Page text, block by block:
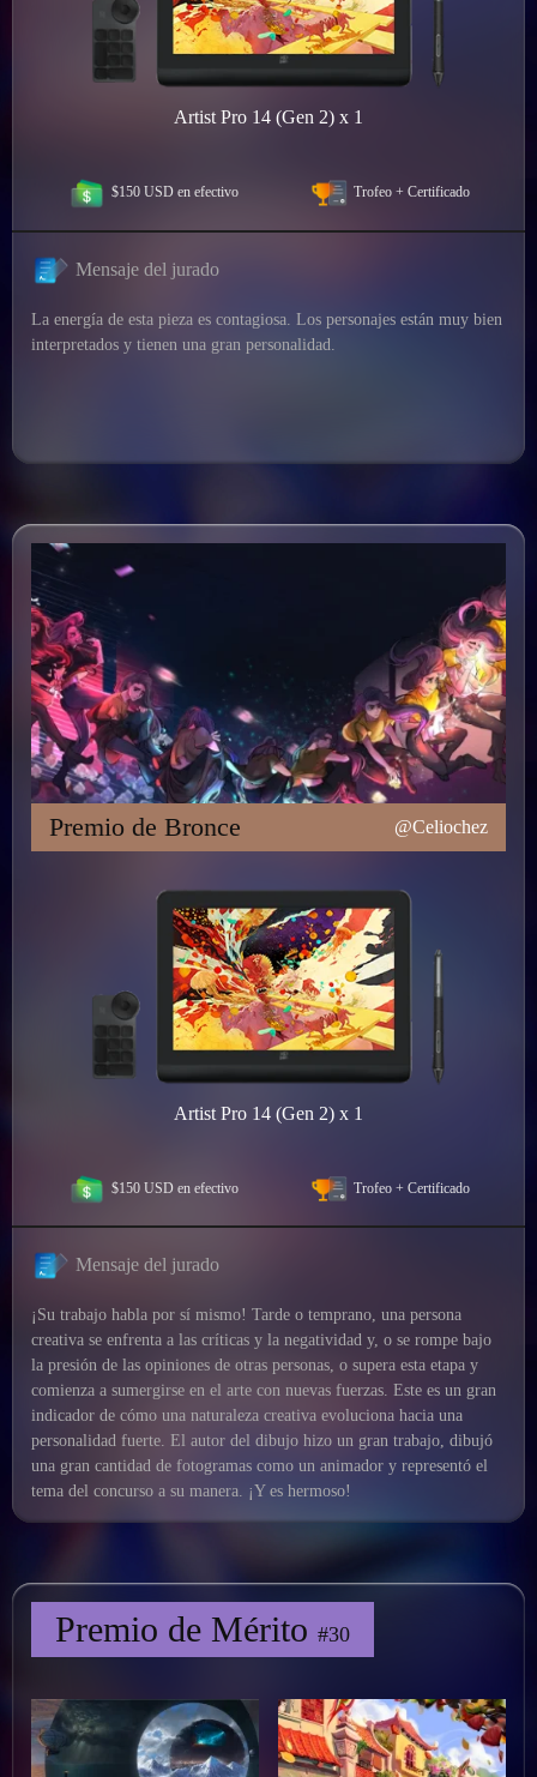
Artist Pro 14 (Gen 2) x 1
$150 USD en efectivo Trofeo + Certificado
Mensaje del jurado
La energía de esta pieza es contagiosa. Los personajes están muy bien
interpretados y tienen una gran personalidad.
Premio de Bronce @Celiochez
Artist Pro 14 (Gen 2) x 1
$150 USD en efectivo Trofeo + Certificado
Mensaje del jurado
¡Su trabajo habla por sí mismo! Tarde o temprano, una persona
creativa se enfrenta a las críticas y la negatividad y, o se rompe bajo
la presión de las opiniones de otras personas, o supera esta etapa y
comienza a sumergirse en el arte con nuevas fuerzas. Este es un gran
indicador de cómo una naturaleza creativa evoluciona hacia una
personalidad fuerte. El autor del dibujo hizo un gran trabajo, dibujó
una gran cantidad de fotogramas como un animador y representó el
tema del concurso a su manera. ¡Y es hermoso!
Premio de Mérito #30